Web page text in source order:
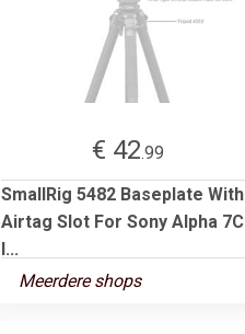
€ 42.99
SmallRig 5482 Baseplate With
Airtag Slot For Sony Alpha 7C
I...
Meerdere shops